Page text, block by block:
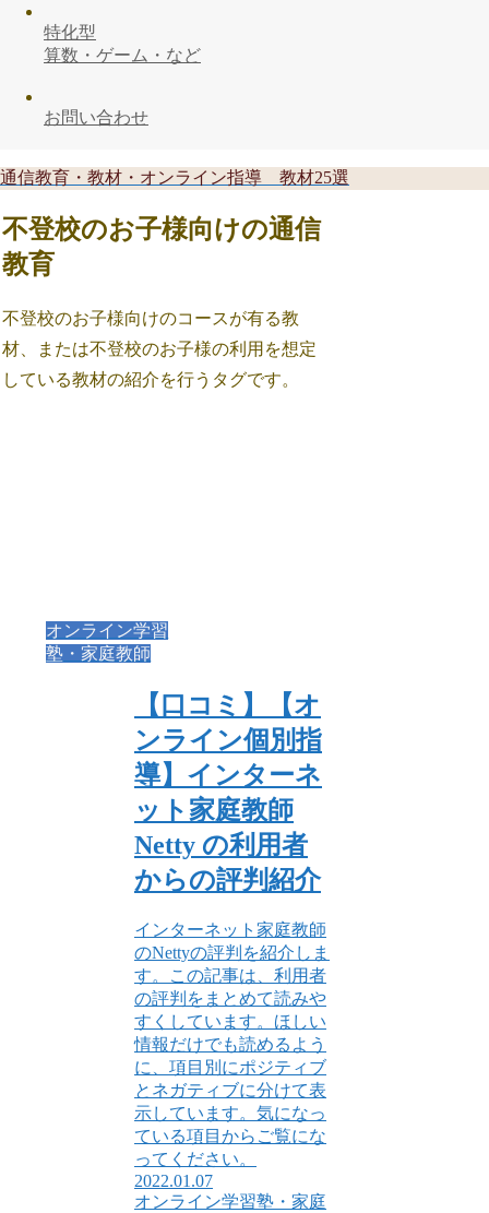
特化型
算数・ゲーム・など
お問い合わせ
通信教育・教材・オンライン指導 教材25選
不登校のお子様向けの通信
教育
不登校のお子様向けのコースが有る教
材、または不登校のお子様の利用を想定
している教材の紹介を行うタグです。
オンライン学習
塾・家庭教師
【口コミ】【オ
ンライン個別指
導】インターネ
ット家庭教師
Netty の利用者
からの評判紹介
インターネット家庭教師
のNettyの評判を紹介しま
す。この記事は、利用者
の評判をまとめて読みや
すくしています。ほしい
情報だけでも読めるよう
に、項目別にポジティブ
とネガティブに分けて表
示しています。気になっ
ている項目からご覧にな
ってください。
2022.01.07
オンライン学習塾・家庭